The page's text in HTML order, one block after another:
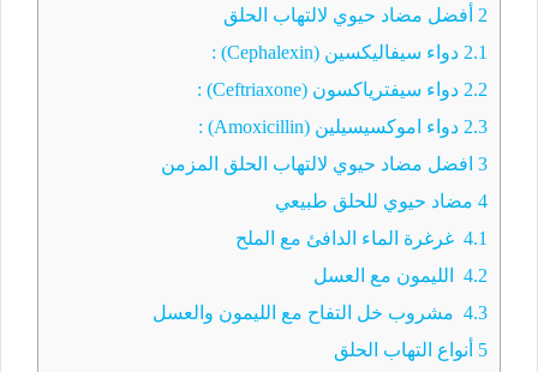
2 أفضل مضاد حيوي لالتهاب الحلق
2.1 دواء سيفاليكسين (Cephalexin) :
2.2 دواء سيفترياكسون (Ceftriaxone) :
2.3 دواء اموكسيسيلين (Amoxicillin) :
3 افضل مضاد حيوي لالتهاب الحلق المزمن
4 مضاد حيوي للحلق طبيعي
4.1 غرغرة الماء الدافئ مع الملح
4.2 الليمون مع العسل
4.3 مشروب خل التفاح مع الليمون والعسل
5 أنواع التهاب الحلق